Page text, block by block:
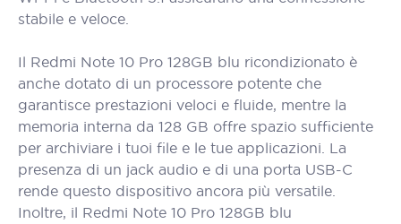
stabile e veloce.
Il Redmi Note 10 Pro 128GB blu ricondizionato è
anche dotato di un processore potente che
garantisce prestazioni veloci e fluide, mentre la
memoria interna da 128 GB offre spazio sufficiente
per archiviare i tuoi file e le tue applicazioni. La
presenza di un jack audio e di una porta USB-C
rende questo dispositivo ancora più versatile.
Inoltre, il Redmi Note 10 Pro 128GB blu